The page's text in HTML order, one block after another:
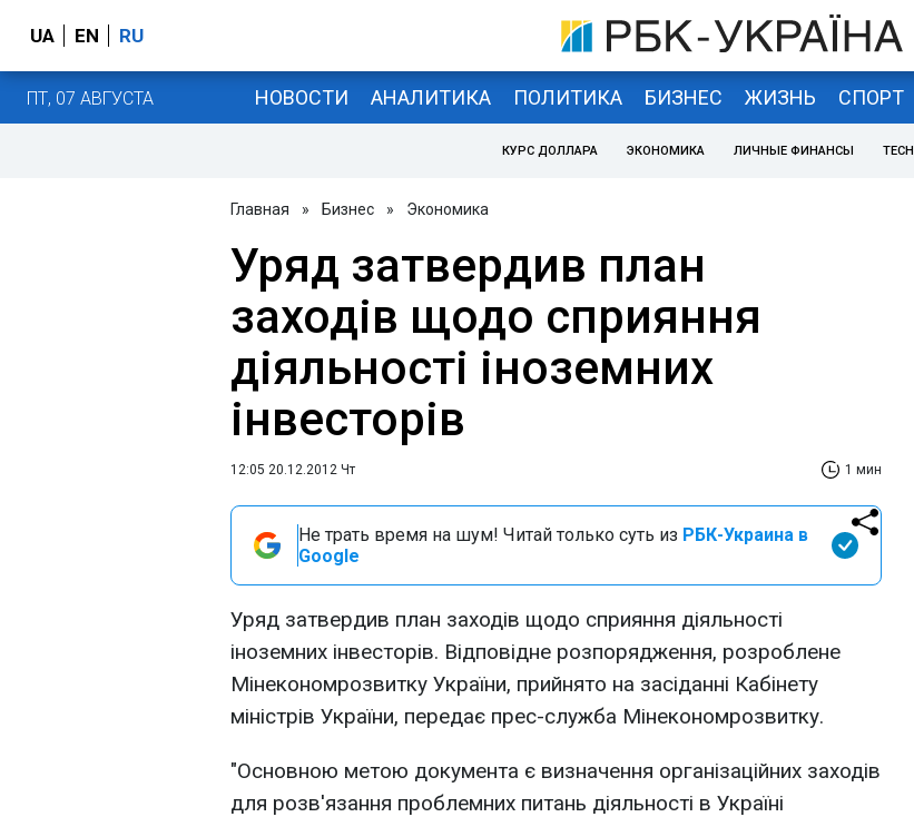
UA EN RU
ПТ, 07 АВГУСТА НОВОСТИ АНАЛИТИКА ПОЛИТИКА БИЗНЕС ЖИЗНЬ СПОРТ
КУРС ДОЛЛАРА ЭКОНОМИКА ЛИЧНЫЕ ФИНАНСЫ TECH
Главная » Бизнес » Экономика
Уряд затвердив план
заходів щодо сприяння
діяльності іноземних
інвесторів
12:05 20.12.2012 Чт 1 мин
Не трать время на шум! Читай только суть из РБК-Украина в
Google
Уряд затвердив план заходів щодо сприяння діяльності
іноземних інвесторів. Відповідне розпорядження, розроблене
Мінекономрозвитку України, прийнято на засіданні Кабінету
міністрів України, передає прес-служба Мінекономрозвитку.
"Основною метою документа є визначення організаційних заходів
для розв'язання проблемних питань діяльності в Україні